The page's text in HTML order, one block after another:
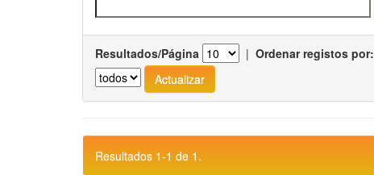
Resultados/Página | Ordenar registos por:
Resultados 1-1 de 1.